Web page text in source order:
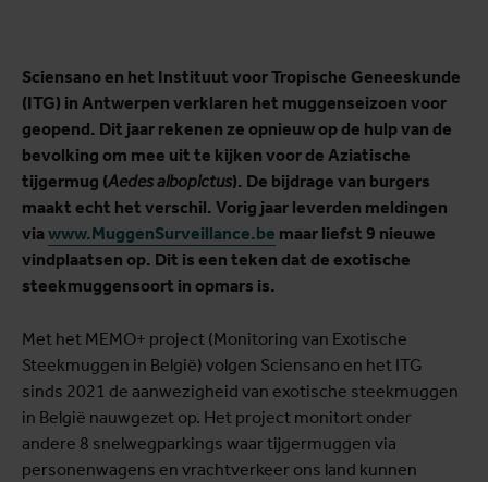
Sciensano en het Instituut voor Tropische Geneeskunde
(ITG) in Antwerpen verklaren het muggenseizoen voor
geopend. Dit jaar rekenen ze opnieuw op de hulp van de
bevolking om mee uit te kijken voor de Aziatische
tijgermug (Aedes albopictus). De bijdrage van burgers
maakt echt het verschil. Vorig jaar leverden meldingen
viawww.MuggenSurveillance.be maar liefst 9 nieuwe
vindplaatsen op. Dit is een teken dat de exotische
steekmuggensoort in opmars is.
Met het MEMO+ project (Monitoring van Exotische
Steekmuggen in België) volgen Sciensano en het ITG
sinds 2021 de aanwezigheid van exotische steekmuggen
in België nauwgezet op. Het project monitort onder
andere 8 snelwegparkings waar tijgermuggen via
personenwagens en vrachtverkeer ons land kunnen